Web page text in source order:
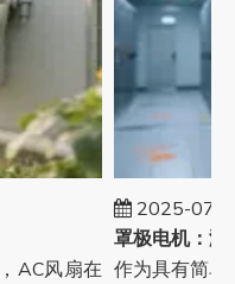
AC风扇在
2025-07-29
作为具有简单